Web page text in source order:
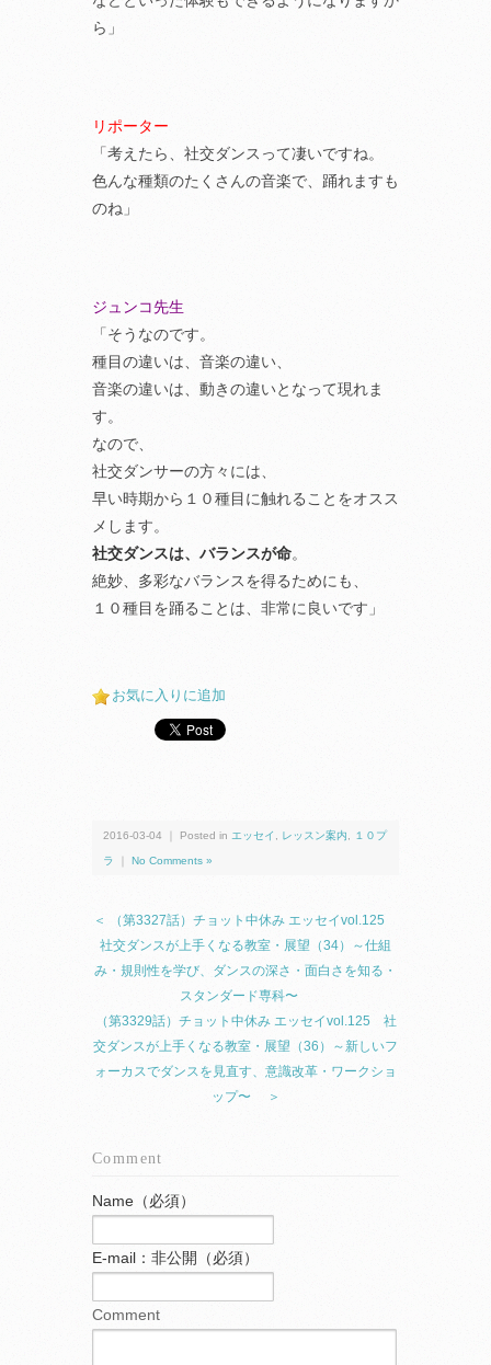
ら」
リポーター
「考えたら、社交ダンスって凄いですね。
色んな種類のたくさんの音楽で、踊れますも
のね」
ジュンコ先生
「そうなのです。
種目の違いは、音楽の違い、
音楽の違いは、動きの違いとなって現れま
す。
なので、
社交ダンサーの方々には、
早い時期から１０種目に触れることをオスス
メします。
社交ダンスは、バランスが命。
絶妙、多彩なバランスを得るためにも、
１０種目を踊ることは、非常に良いです」
お気に入りに追加
2016-03-04 ｜ Posted in エッセイ レッスン案内 １０プ
ラ No Comments »
＜ （第3327話）チョット中休み エッセイvol.125
社交ダンスが上手くなる教室・展望（34）～仕組
み・規則性を学び、ダンスの深さ・面白さを知る・
スタンダード専科〜
（第3329話）チョット中休み エッセイvol.125 社
交ダンスが上手くなる教室・展望（36）～新しいフ
ォーカスでダンスを見直す、意識改革・ワークショ
ップ〜 ＞
Comment
Name（必須）
E-mail：非公開（必須）
Comment